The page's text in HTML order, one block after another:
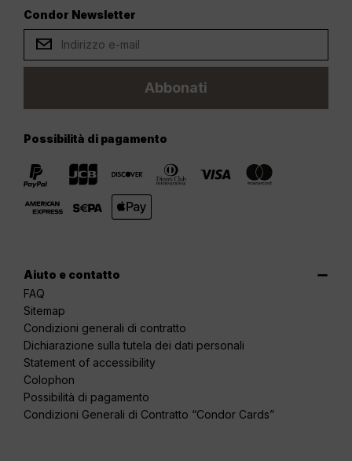
Condor Newsletter
Abbonati
Possibilità di pagamento
Aiuto e contatto
FAQ
Sitemap
Condizioni generali di contratto
Dichiarazione sulla tutela dei dati personali
Statement of accessibility
Colophon
Possibilità di pagamento
Condizioni Generali di Contratto “Condor Cards”